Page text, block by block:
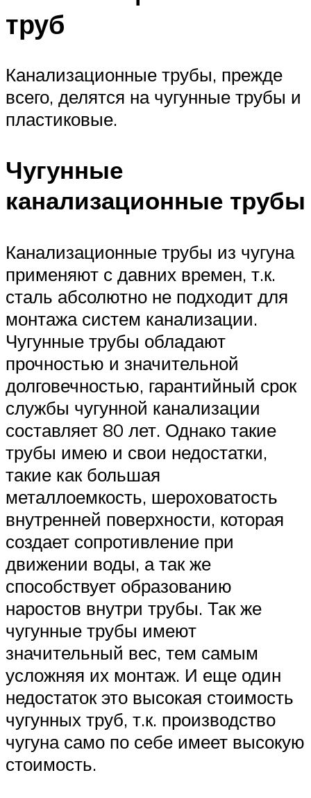
труб
Канализационные трубы, прежде
всего, делятся на чугунные трубы и
пластиковые.
Чугунные
канализационные трубы
Канализационные трубы из чугуна
применяют с давних времен, т.к.
сталь абсолютно не подходит для
монтажа систем канализации.
Чугунные трубы обладают
прочностью и значительной
долговечностью, гарантийный срок
службы чугунной канализации
составляет 80 лет. Однако такие
трубы имею и свои недостатки,
такие как большая
металлоемкость, шероховатость
внутренней поверхности, которая
создает сопротивление при
движении воды, а так же
способствует образованию
наростов внутри трубы. Так же
чугунные трубы имеют
значительный вес, тем самым
усложняя их монтаж. И еще один
недостаток это высокая стоимость
чугунных труб, т.к. производство
чугуна само по себе имеет высокую
стоимость.